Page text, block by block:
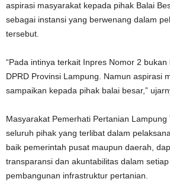
aspirasi masyarakat kepada pihak Balai
sebagai instansi yang berwenang dalam
tersebut.
“Pada intinya terkait Inpres Nomor 2
DPRD Provinsi Lampung. Namun aspirasi
sampaikan kepada pihak balai besar,”
Masyarakat Pemerhati Pertanian Lampung
seluruh pihak yang terlibat dalam
baik pemerintah pusat maupun daerah,
transparansi dan akuntabilitas dalam
pembangunan infrastruktur pertanian.